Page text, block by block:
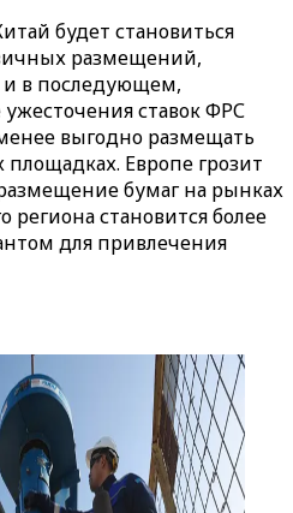
будет становиться
размещений,
и в последующем,
ставок ФРС
выгодно размещать
Европе грозит
бумаг на рынках
региона становится более
для привлечения